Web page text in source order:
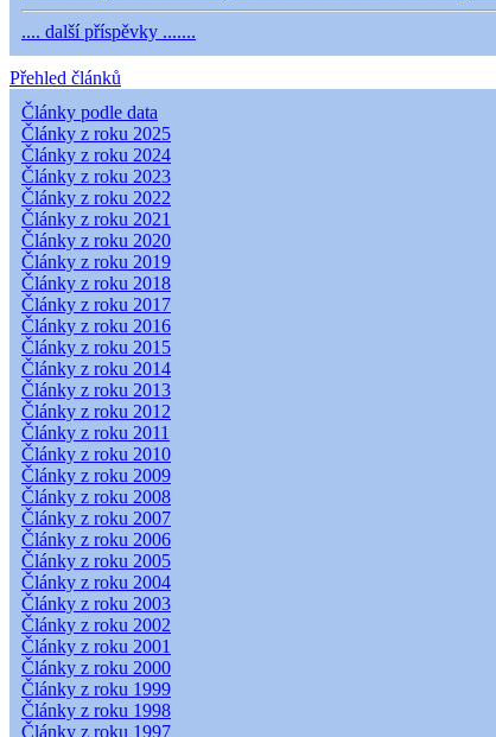
.... další příspěvky .......
Přehled článků
Články podle data
Články z roku 2025
Články z roku 2024
Články z roku 2023
Články z roku 2022
Články z roku 2021
Články z roku 2020
Články z roku 2019
Články z roku 2018
Články z roku 2017
Články z roku 2016
Články z roku 2015
Články z roku 2014
Články z roku 2013
Články z roku 2012
Články z roku 2011
Články z roku 2010
Články z roku 2009
Články z roku 2008
Články z roku 2007
Články z roku 2006
Články z roku 2005
Články z roku 2004
Články z roku 2003
Články z roku 2002
Články z roku 2001
Články z roku 2000
Články z roku 1999
Články z roku 1998
Články z roku 1997